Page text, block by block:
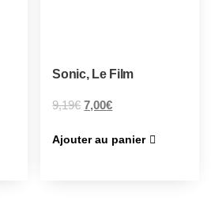
Sonic, Le Film
9,19€ 7,00€
Ajouter au panier